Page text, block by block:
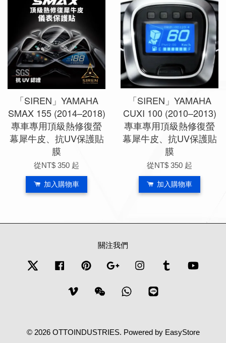
「SIREN」YAMAHA
SMAX 155 (2014–2018)
專車專用頂級熱修復螢
幕犀牛皮、抗UV保護貼
膜
從NT$ 350 起
加入購物車
「SIREN」YAMAHA
CUXI 100 (2010–2013)
專車專用頂級熱修復螢
幕犀牛皮、抗UV保護貼
膜
從NT$ 350 起
加入購物車
關注我們
Twitter Facebook Pinterest Google Instagram Tumblr
Vimeo Wechat Whatsapp
© 2026 OTTOINDUSTRIES. Powered by EasyStore